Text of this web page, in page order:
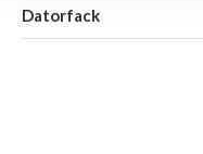
Datorfack